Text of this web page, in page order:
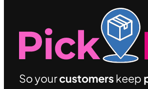
So yourcustomerskeep